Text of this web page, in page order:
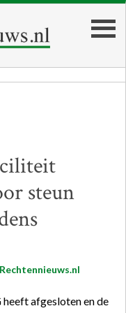
steun
Rechtennieuws.nl
afgesloten en de